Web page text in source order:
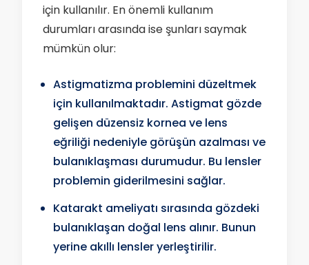
için kullanılır. En önemli kullanım
durumları arasında ise şunları saymak
mümkün olur:
Astigmatizma problemini düzeltmek
için kullanılmaktadır. Astigmat gözde
gelişen düzensiz kornea ve lens
eğriliği nedeniyle görüşün azalması ve
bulanıklaşması durumudur. Bu lensler
problemin giderilmesini sağlar.
Katarakt ameliyatı sırasında gözdeki
bulanıklaşan doğal lens alınır. Bunun
yerine akıllı lensler yerleştirilir.